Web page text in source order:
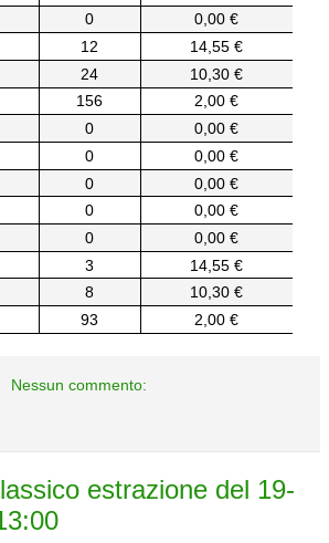
0
0,00 €
12
14,55 €
24
10,30 €
156
2,00 €
0
0,00 €
0
0,00 €
0
0,00 €
0
0,00 €
0
0,00 €
3
14,55 €
8
10,30 €
93 2,00 €
Nessun commento:
estrazione del 19-